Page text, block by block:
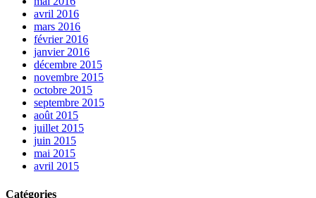
avril 2016
mars 2016
février 2016
janvier 2016
décembre 2015
novembre 2015
octobre 2015
septembre 2015
août 2015
juillet 2015
juin 2015
mai 2015
avril 2015
Catégories